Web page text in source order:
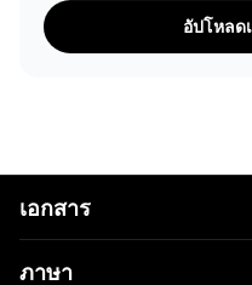
อัปโหลด
เอกสาร
ภาษา